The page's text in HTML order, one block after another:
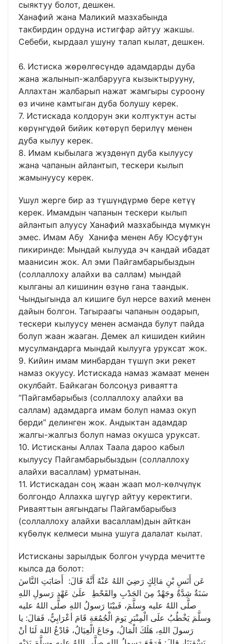
сыяктуу болот, дешкен.
Ханафий жана Маликий мазхабында
такбирдин ордуна истигфар айтуу жакшы.
Себеби, кырдаал ушуну талап кылат, дешкен.
6. Истиска жөрөлгөсүндө адамдарды дуба
жана жалынып-жалбарууга кызыктырууну,
Аллахтан жалбарып нажат жамгыры суроону
өз ичине камтыган дуба болушу керек.
7. Истискада колдорун эки колтуктун асты
көрүнгүдөй бийик көтөрүп берилүү менен
дуба кылуу керек.
8. Имам кыбылага жүздөнүп дуба кылуусу
жана чапанын айлантып, тескери кылып
жамынуусу керек.
Ушул жерге бир аз түшүндүрмө бере кетүү
керек. Имамдын чапанын тескери кылып
айлантып алуусу Ханафий мазхабында мүмкүн
эмес. Имам Абу Ханифа менен Абу Юсуфтун
пикиринде: Мындай кылууда эч кандай ибадат
маанисин жок. Ал эми Пайгамбарыбыздын
(соллаллоху алайхи ва саллам) мындай
кылганы ал кишинин өзүнө гана таандык.
Чындыгында ал кишиге бул нерсе вахий менен
дайын болгон. Тагыраагы чапанын оодарып,
тескери кылуусу менен асманда булут пайда
болуп жаан жааган. Демек ал кишиден кийин
мусулмандарга мындай кылууга уруксат жок.
9. Кийин имам минбардан түшүп эки рекет
намаз окуусу. Истискада намаз жамаат менен
окулбайт. Байкаган болсоңуз риваятта
“Пайгамбарыбыз (соллаллоху алайхи ва
саллам) адамдарга имам болуп намаз окуп
берди” делинген жок. Андыктан адамдар
жалгы-жалгыз болуп намаз окушса уруксат.
10. Истисканы Аллах Таала дароо кабыл
кылуусу Пайгамбарыбыздын (соллаллоху
алайхи васаллам) урматынан.
11. Истискадан соң жаан жаап мол-көлчүлүк
болгондо Аллахка шүгүр айтуу керектиги.
Риваяттын аягындагы Пайгамбарыбыз
(соллаллоху алайхи васаллам)дын айткан
күбөлүк келмеси мына ушуга далалат кылат.
Истисканы зарылдык болгон учурда мечитте
кылса да болот:
عَن أَنَسِ بْنِ مَالِكٍ رَضِيَ اللهُ عَنْهُ أَنَّهُ قَالَ: أَصَابَتِ النَّاسَ
سَنَةٌ شِدَّةٌ وجَهْدٌ مِنَ الجَدْبِ والقَحْطِ علَىٰ عَهْدِ رَسولِ اللهِ
صلَّى اللهُ عليه وسلَّمَ، فَبيْنَا رَسولُ اللهِ صلَّى اللهُ عليه
وسلَّمَ يَخْطُبُ علَى الْمِنْبَرِ يَومَ الْجُمُعَةِ قَامَ أعْرَابِيٌّ، فَقالَ: يا
رَسولَ اللهِ، هَلَكَ الْمَالُ، وجَاعَ الْعِيَالُ، فَادْعُ اللهَ لَنَا أنْ